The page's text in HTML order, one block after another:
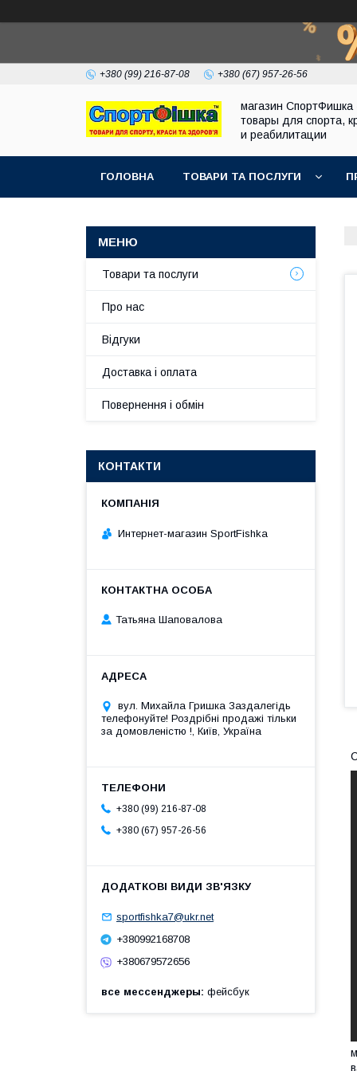
+380 (99) 216-87-08 +380 (67) 957-26-56
магазин СпортФишка
товары для спорта,
и реабилитации
ГОЛОВНА ТОВАРИ ТА ПОСЛУГИ
Товари та послуги
Про нас
Відгуки
Доставка і оплата
Повернення і обмін
КОНТАКТИ
Интернет-магазин SportFishka
Татьяна Шаповалова
вул. Михайла Гришка Заздалегiдь
телефонуйте! Роздрібні продажі тiльки
за домовленістю !, Київ, Україна
+380 (99) 216-87-08
+380 (67) 957-26-56
sportfishka7@ukr.net
+380992168708
+380679572656
все мессенджеры фейсбук